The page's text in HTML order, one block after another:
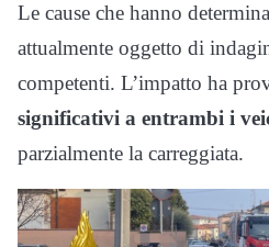
Le cause che hanno
attualmente oggetto di
competenti. L’impatto ha
significativi a entrambi i
parzialmente la carreggiata.